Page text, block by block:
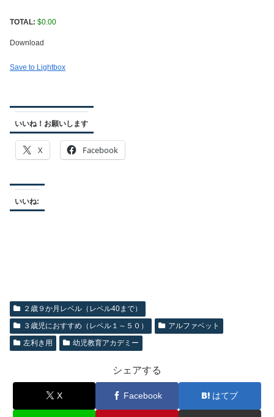
TOTAL: $0.00
Download
Save to Lightbox
いいね！お願いします
X Facebook
いいね:
２歳９か月レベル（レベル40まで）
３歳児におすすめ（レベル１～５０）
アルファベット
左利き用
幼児教育アカデミー
シェアする
X Facebook はてブ